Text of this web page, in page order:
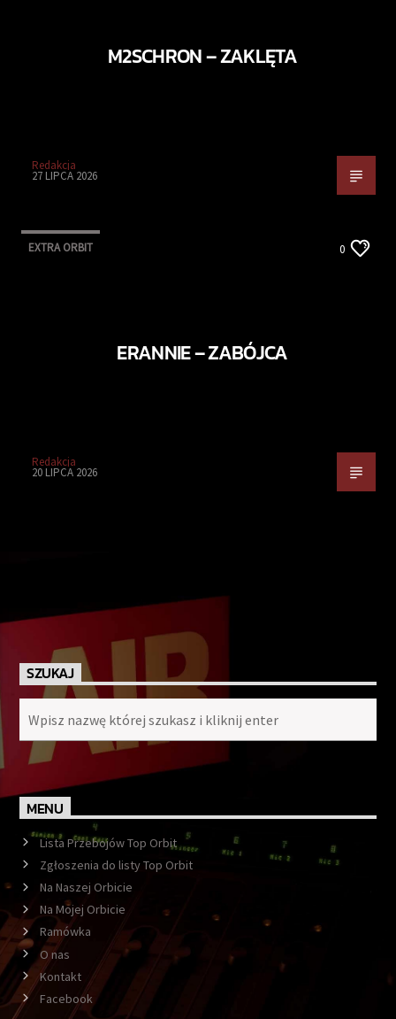
M2SCHRON – ZAKLĘTA
Redakcja
27 LIPCA 2026
EXTRA ORBIT 0
ERANNIE – ZABÓJCA
Redakcja
20 LIPCA 2026
SZUKAJ
MENU
Lista Przebojów Top Orbit
Zgłoszenia do listy Top Orbit
Na Naszej Orbicie
Na Mojej Orbicie
Ramówka
O nas
Kontakt
Facebook